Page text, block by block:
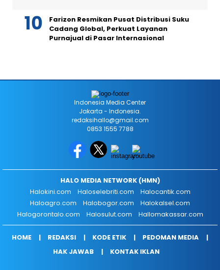
Farizon Resmikan Pusat Distribusi Suku
Cadang Global, Perkuat Layanan
Purnajual di Pasar Internasional
Indonesia Media Center
Jakarta - Indonesia.
redaksihallo@gmail.com
0853 1555 7788
HALO MEDIA NETWORK (HMN)
Halokini.com
Haloselebriti.com
Halocantik.com
Haloagro.com
Halobogor.com
Halokalsel.com
Halogorontalo.com
Halosulut.com Hallomakassar.com
HOME REDAKSI KODE ETIK
PEDOMAN MEDIA
HAK JAWAB
KONTAK IKLAN